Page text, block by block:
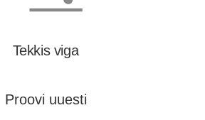
Tekkis viga
Proovi uuesti